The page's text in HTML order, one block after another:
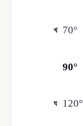
খ 70°
90°
ঘ 120°